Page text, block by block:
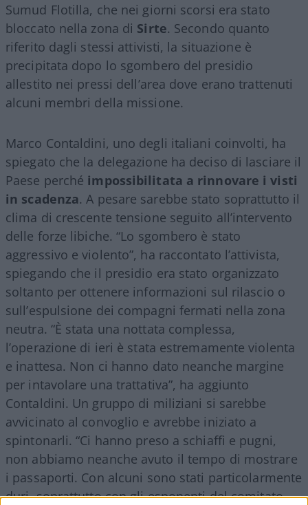
Sumud Flotilla, che nei giorni scorsi era stato
bloccato nella zona di Sirte. Secondo quanto
riferito dagli stessi attivisti, la situazione è
precipitata dopo lo sgombero del presidio
allestito nei pressi dell’area dove erano trattenuti
alcuni membri della missione.
Marco Contaldini, uno degli italiani coinvolti, ha
spiegato che la delegazione ha deciso di lasciare il
Paese perché impossibilitata a rinnovare i visti
in scadenza. A pesare sarebbe stato soprattutto il
clima di crescente tensione seguito all’intervento
delle forze libiche. “Lo sgombero è stato
aggressivo e violento”, ha raccontato l’attivista,
spiegando che il presidio era stato organizzato
soltanto per ottenere informazioni sul rilascio o
sull’espulsione dei compagni fermati nella zona
neutra. “È stata una nottata complessa,
l’operazione di ieri è stata estremamente violenta
e inattesa. Non ci hanno dato neanche margine
per intavolare una trattativa”, ha aggiunto
Contaldini. Un gruppo di miliziani si sarebbe
avvicinato al convoglio e avrebbe iniziato a
spintonarli. “Ci hanno preso a schiaffi e pugni,
non abbiamo neanche avuto il tempo di mostrare
i passaporti. Con alcuni sono stati particolarmente
duri, soprattutto con gli esponenti del comitato